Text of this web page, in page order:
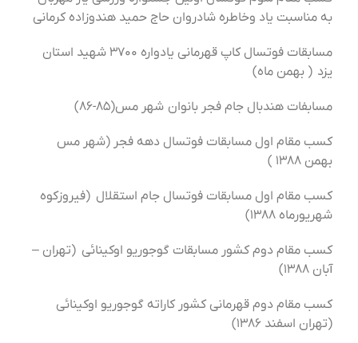
به مناسبت یاد وخاطره شادروان حاج حمید هندوزاده کرمانی
مسابقات فوتسال کاپ قهرمانی یادواره ۳۷۰۰ شهید استان
یزد ( بهمن ماه)
مسابفات هندبال جام فجر بانوان شهر مس(۸۵-۸۶)
کسب مقام اول مسابقات فوتسال دهه فجر (شهر مس
بهمن ۱۳۸۸ )
کسب مقام اول مسابقات فوتسال جام استقلال (فیروزکوه
شهریورماه ۱۳۸۸)
کسب مقام دوم کشور مسابقات گوجوریو اوکینائی (تهران –
آبان ۱۳۸۸)
کسب مقام دوم قهرمانی کشور کاراته گوجوریو اوکینائی
(تهران اسفند ۱۳۸۶)